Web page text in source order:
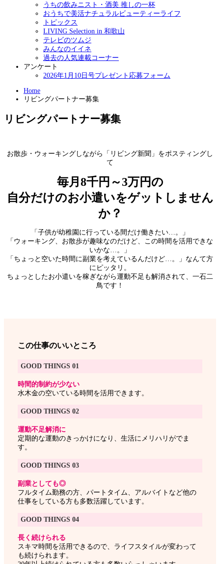
うちの飲みニスト・酒美 推しの一杯
おうちで美活ナチュラルビューティーライフ
トピックス
LIVING Selection in 和歌山
テレビのツムジ
みんなのイイネ
過去の人気連載コーナー
アンケート
2026年1月10日号プレゼント応募フォーム
Home
リビングパートナー募集
リビングパートナー募集
お散歩・ウォーキングしながら「リビング新聞」をポスティングし
て
毎月8千円～3万円の
自分だけのお小遣いをゲットしません
か？
「子供が幼稚園に行っている間だけ働きたい…。」
「ウォーキング、お散歩が趣味なのだけど、この時間を活用できな
いかな…。」
「ちょっと空いた時間に副業を考えているんだけど…。」なんて方
にピッタリ。
ちょっとしたお小遣いを稼ぎながら運動不足も解消されて、一石二
鳥です！
この仕事のいいところ
GOOD THINGS 01
時間的制約が少ない
水木金の空いている時間を活用できます。
GOOD THINGS 02
運動不足解消に
定期的な運動のきっかけになり、生活にメリハリがでま
す。
GOOD THINGS 03
副業としても◎
フルタイム勤務の方、パートタイム、アルバイトなど他の
仕事をしている方も多数活躍しています。
GOOD THINGS 04
長く続けられる
スキマ時間を活用できるので、ライフスタイルが変わって
も続けられます。